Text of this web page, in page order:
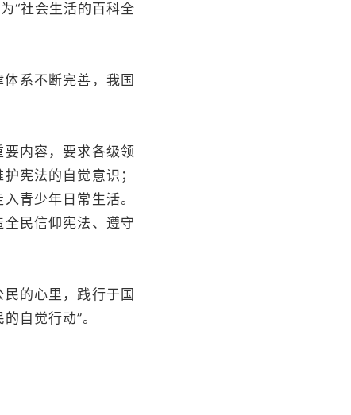
“社会生活的百科全
系不断完善，我国
内容，要求各级领
宪法的自觉意识；
青少年日常生活。
民信仰宪法、遵守
的心里，践行于国
自觉行动”。